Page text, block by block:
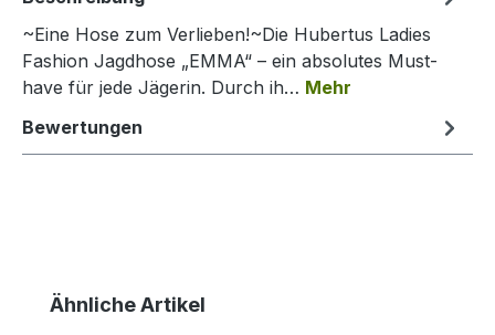
~Eine Hose zum Verlieben!~Die Hubertus Ladies
Fashion Jagdhose „EMMA“ – ein absolutes Must-
have für jede Jägerin. Durch ih… Mehr
Bewertungen
Produktgalerie überspringen
Ähnliche Artikel